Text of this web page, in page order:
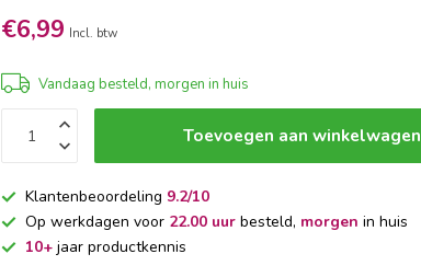
€6,99 Incl. btw
Vandaag besteld, morgen in huis
Toevoegen aan winkelwagen
Klantenbeoordeling 9.2/10
Op werkdagen voor 22.00 uur besteld, morgen in huis
10+ jaar productkennis